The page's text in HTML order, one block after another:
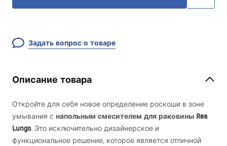
Задать вопрос о товаре
Описание товара
Откройте для себя новое определение роскоши в зоне
умывания с напольным смесителем для раковины Rea
Lungo. Это исключительно дизайнерское и
функциональное решение, которое является отличной